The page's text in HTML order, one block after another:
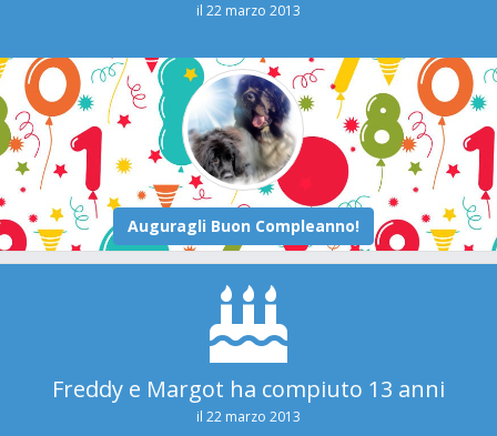
il 22 marzo 2013
Freddy e Margot ha compiuto 13 anni
il 22 marzo 2013